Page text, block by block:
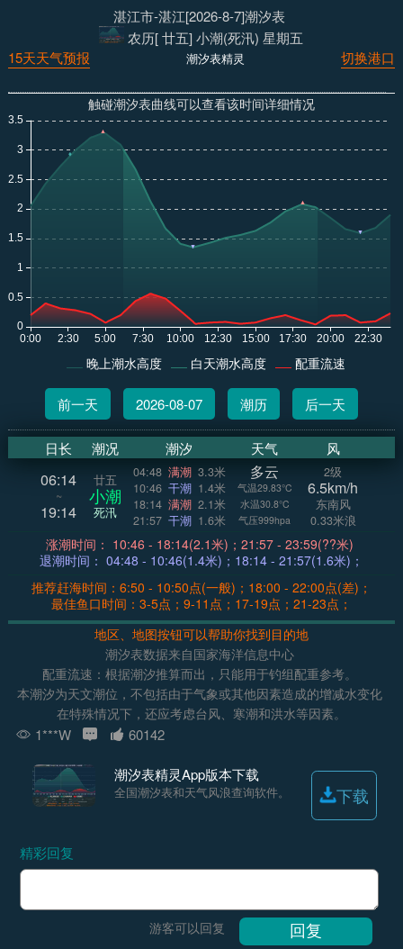
湛江市-湛江[2026-8-7]潮汐表
农历[ 廿五] 小潮(死汛) 星期五
切换港口
潮汐表精灵
15天天气预报
触碰潮汐表曲线可以查看该时间详细情况
晚上潮水高度 白天潮水高度 配重流速
前一天 2026-08-07 潮历 后一天
日长 潮况 潮汐 天气 风
06:14
~
19:14
廿五
小潮
死汛
04:48 满潮 3.3米
10:46 干潮 1.4米
18:14 满潮 2.1米
21:57 干潮 1.6米
多云
气温29.83°C
水温30.8°C
气压999hpa
2级
6.5km/h
东南风
0.33米浪
涨潮时间： 10:46 - 18:14(2.1米)；21:57 - 23:59(??米)
退潮时间： 04:48 - 10:46(1.4米)；18:14 - 21:57(1.6米)；
推荐赶海时间：6:50 - 10:50点(一般)；18:00 - 22:00点(差)；
最佳鱼口时间：3-5点；9-11点；17-19点；21-23点；
地区、地图按钮可以帮助你找到目的地
潮汐表数据来自国家海洋信息中心
配重流速：根据潮汐推算而出，只能用于钓组配重参考。
本潮汐为天文潮位，不包括由于气象或其他因素造成的增减水变化
在特殊情况下，还应考虑台风、寒潮和洪水等因素。
1***W 60142
潮汐表精灵App版本下载
全国潮汐表和天气风浪查询软件。 下载
精彩回复
游客可以回复